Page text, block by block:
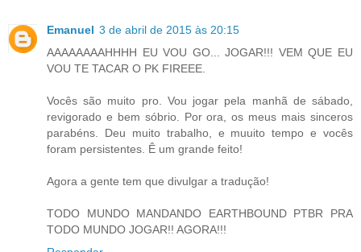
Emanuel 3 de abril de 2015 às 20:15
AAAAAAAAHHHH EU VOU GO... JOGAR!!! VEM QUE EU
VOU TE TACAR O PK FIREEE.
Vocês são muito pro. Vou jogar pela manhã de sábado,
revigorado e bem sóbrio. Por ora, os meus mais sinceros
parabéns. Deu muito trabalho, e muuito tempo e vocês
foram persistentes. Ê um grande feito!
Agora a gente tem que divulgar a tradução!
TODO MUNDO MANDANDO EARTHBOUND PTBR PRA
TODO MUNDO JOGAR!! AGORA!!!